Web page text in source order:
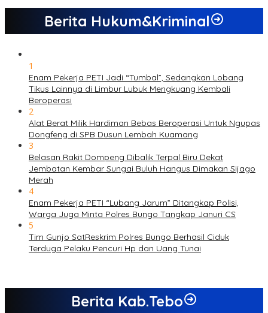
Berita Hukum&Kriminal
1
Enam Pekerja PETI Jadi “Tumbal”, Sedangkan Lobang
Tikus Lainnya di Limbur Lubuk Mengkuang Kembali
Beroperasi
2
Alat Berat Milik Hardiman Bebas Beroperasi Untuk Ngupas
Dongfeng di SPB Dusun Lembah Kuamang
3
Belasan Rakit Dompeng Dibalik Terpal Biru Dekat
Jembatan Kembar Sungai Buluh Hangus Dimakan Sijago
Merah
4
Enam Pekerja PETI “Lubang Jarum” Ditangkap Polisi,
Warga Juga Minta Polres Bungo Tangkap Januri CS
5
Tim Gunjo SatReskrim Polres Bungo Berhasil Ciduk
Terduga Pelaku Pencuri Hp dan Uang Tunai
Berita Kab.Tebo